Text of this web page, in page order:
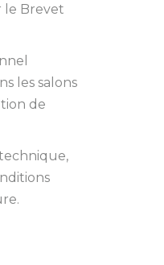
le Brevet
les salons
de